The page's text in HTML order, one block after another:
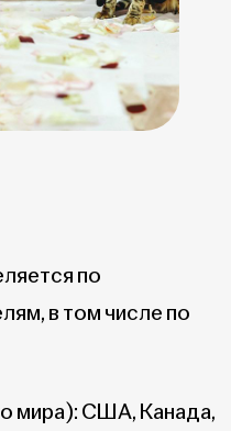
по
в том числе по
мира): США, Канада,